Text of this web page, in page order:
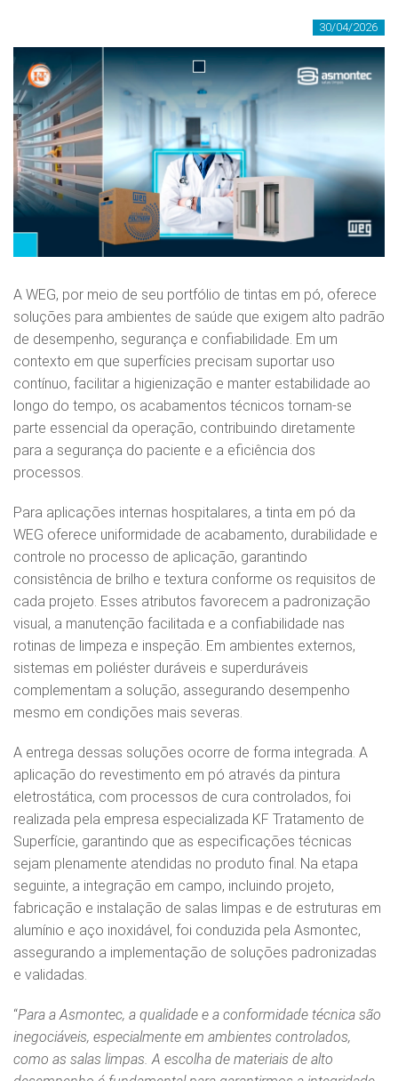
30/04/2026
A WEG, por meio de seu portfólio de tintas em pó, oferece
soluções para ambientes de saúde que exigem alto padrão
de desempenho, segurança e confiabilidade. Em um
contexto em que superfícies precisam suportar uso
contínuo, facilitar a higienização e manter estabilidade ao
longo do tempo, os acabamentos técnicos tornam-se
parte essencial da operação, contribuindo diretamente
para a segurança do paciente e a eficiência dos
processos.
Para aplicações internas hospitalares, a tinta em pó da
WEG oferece uniformidade de acabamento, durabilidade e
controle no processo de aplicação, garantindo
consistência de brilho e textura conforme os requisitos de
cada projeto. Esses atributos favorecem a padronização
visual, a manutenção facilitada e a confiabilidade nas
rotinas de limpeza e inspeção. Em ambientes externos,
sistemas em poliéster duráveis e superduráveis
complementam a solução, assegurando desempenho
mesmo em condições mais severas.
A entrega dessas soluções ocorre de forma integrada. A
aplicação do revestimento em pó através da pintura
eletrostática, com processos de cura controlados, foi
realizada pela empresa especializada KF Tratamento de
Superfície, garantindo que as especificações técnicas
sejam plenamente atendidas no produto final. Na etapa
seguinte, a integração em campo, incluindo projeto,
fabricação e instalação de salas limpas e de estruturas em
alumínio e aço inoxidável, foi conduzida pela Asmontec,
assegurando a implementação de soluções padronizadas
e validadas.
“Para a Asmontec, a qualidade e a conformidade técnica são
inegociáveis, especialmente em ambientes controlados,
como as salas limpas. A escolha de materiais de alto